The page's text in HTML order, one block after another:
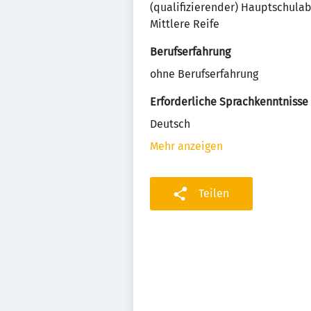
(qualifizierender)
Mittlere Reife
Berufserfahrung
ohne Berufserfahrung
Erforderliche Sprachkenntnisse
Deutsch
Mehr anzeigen
Teilen